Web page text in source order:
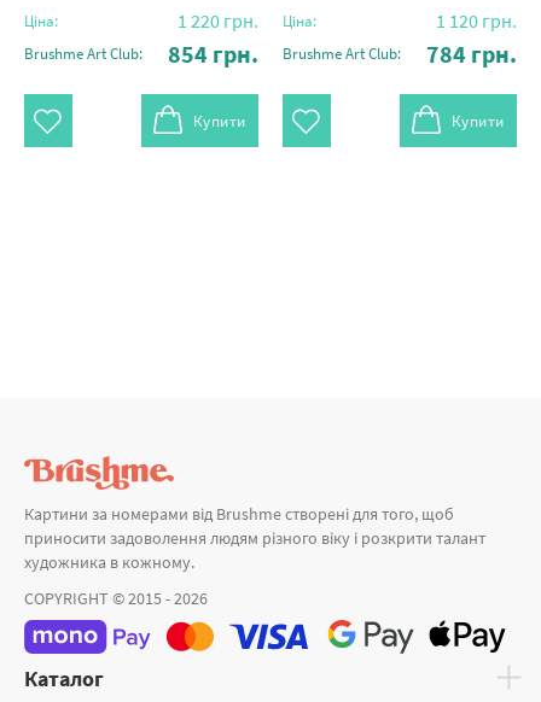
Ціна: 1 220 грн.
Brushme Art Club: 854 грн.
Купити
Ціна: 1 120 грн.
Brushme Art Club: 784 грн.
Купити
Картини за номерами від Brushme створені для того, щоб
приносити задоволення людям різного віку і розкрити талант
художника в кожному.
COPYRIGHT © 2015 - 2026
Каталог